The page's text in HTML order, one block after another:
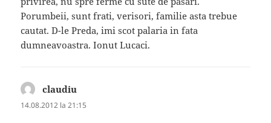
Porumbeii, sunt frati, verisori, familie asta trebue
cautat. D-le Preda, imi scot palaria in fata
dumneavoastra. Ionut Lucaci.
claudiu
14.08.2012 la 21:15